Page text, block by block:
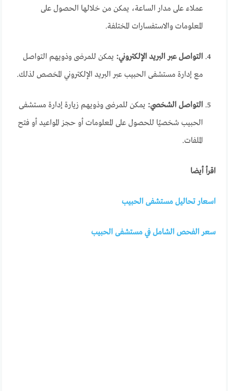
عملاء على مدار الساعة، يمكن من خلالها الحصول على
المعلومات والاستفسارات المختلفة.
التواصل عبر البريد الإلكتروني: يمكن للمرضى وذويهم التواصل
مع إدارة مستشفى الحبيب عبر البريد الإلكتروني المخصص لذلك.
التواصل الشخصي: يمكن للمرضى وذويهم زيارة إدارة مستشفى
الحبيب شخصيًا للحصول على المعلومات أو حجز المواعيد أو فتح
الملفات.
اقرأ أيضا
اسعار تحاليل مستشفى الحبيب
سعر الفحص الشامل في مستشفى الحبيب